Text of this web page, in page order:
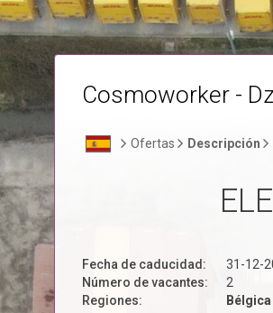
Cosmoworker -
Ofertas Descripción
Fecha de caducidad:
31-12-
Número de vacantes:
2
Regiones:
Bélgica